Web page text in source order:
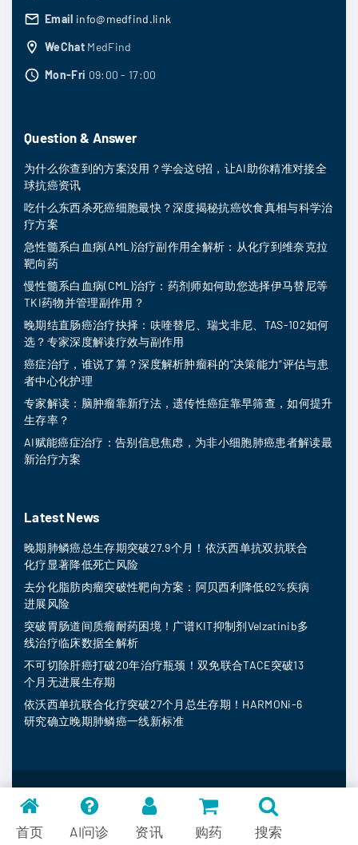
Email info@medfind.link
WeChat MedFind
Mon-Fri 09:00 - 17:00
Question & Answer
为什么你查到的方案没用？学会这6招，让AI助你精准对接全
球抗癌资讯
吃什么东西杀死癌细胞最快？深度揭秘抗癌饮食真相与科学治
疗方案
急性髓系白血病(AML)治疗副作用全解析：从化疗到维奈克拉
靶向药
慢性髓系白血病(CML)治疗：药剂师如何助您选择伊马替尼等
TKI药物并管理副作用？
晚期结直肠癌治疗抉择：呋喹替尼、瑞戈非尼、TAS-102如何
选？专家深度解读疗效与副作用
癌症治疗，谁说了算？深度解析肿瘤科的“决策能力”评估与患
者中心化护理
专家解读：脑肿瘤靠新疗法，遗传性癌症靠早筛查，如何提升
生存率？
AI赋能癌症治疗：告别信息焦虑，为非小细胞肺癌患者解读最
新治疗方案
Latest News
晚期肺鳞癌总生存期突破27.9个月！依沃西单抗双抗联合
化疗显著降低死亡风险
去分化脂肪肉瘤突破性靶向方案：阿贝西利降低62%疾病
进展风险
突破胃肠道间质瘤耐药困境！广谱KIT抑制剂Velzatinib多
线治疗临床数据全解析
不可切除肝癌打破20年治疗瓶颈！双免联合TACE突破13
个月无进展生存期
依沃西单抗联合化疗突破27个月总生存期！HARMONi-6
研究确立晚期肺鳞癌一线新标准
MedFind © 2026
首页 AI问诊 资讯 购药 搜索